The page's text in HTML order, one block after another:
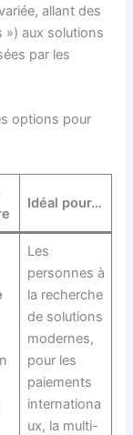
allant des
») aux solutions
par les
options pour
Idéal pour…
Les
personnes à
la recherche
de solutions
modernes,
pour les
paiements
internationa
ux, la multi-